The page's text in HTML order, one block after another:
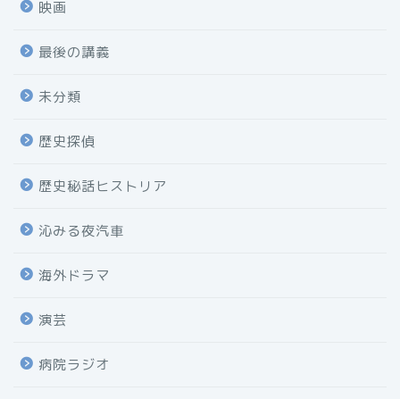
映画
最後の講義
未分類
歴史探偵
歴史秘話ヒストリア
沁みる夜汽車
海外ドラマ
演芸
病院ラジオ